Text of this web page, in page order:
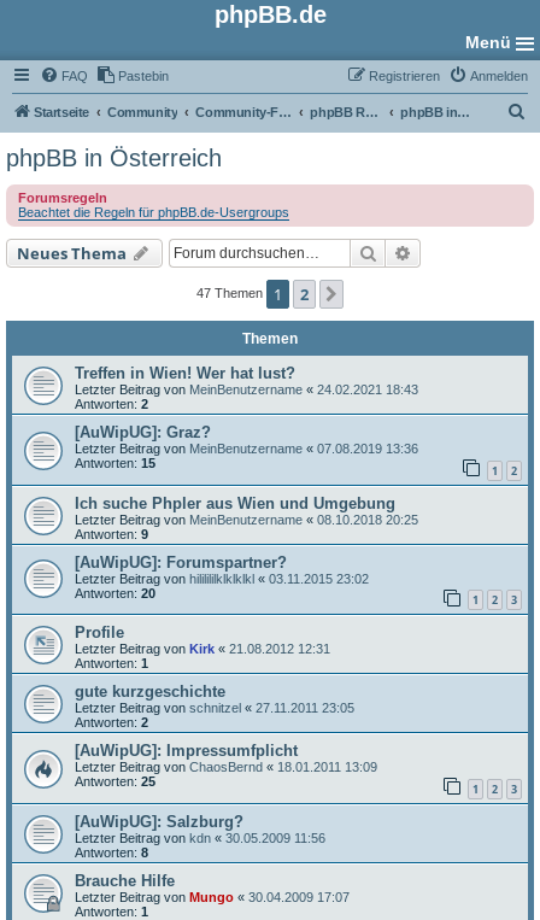
phpBB.de
Menü
FAQ Pastebin Anmelden
Registrieren
Startseite Community Community-Foren phpBB Regional phpBB in Österreich
e
phpBB in Österreich
Forumsregeln
Beachtet die Regeln für phpBB.de-Usergroups
Neues Thema Suche
47 Themen 1 2
Themen
Treffen in Wien! Wer hat lust?
Letzter Beitrag von MeinBenutzername « 24.02.2021 18:43
Antworten: 2
[AuWipUG]: Graz?
Letzter Beitrag von MeinBenutzername « 07.08.2019 13:36
Antworten: 15 1 2
Ich suche Phpler aus Wien und Umgebung
Letzter Beitrag von MeinBenutzername « 08.10.2018 20:25
Antworten: 9
[AuWipUG]: Forumspartner?
Letzter Beitrag von hililililklklklkl « 03.11.2015 23:02
Antworten: 20 1 2 3
Profile
Letzter Beitrag von Kirk « 21.08.2012 12:31
Antworten: 1
gute kurzgeschichte
Letzter Beitrag von schnitzel « 27.11.2011 23:05
Antworten: 2
[AuWipUG]: Impressumfplicht
Letzter Beitrag von ChaosBernd « 18.01.2011 13:09
Antworten: 25 1 2 3
[AuWipUG]: Salzburg?
Letzter Beitrag von kdn « 30.05.2009 11:56
Antworten: 8
Brauche Hilfe
Letzter Beitrag von Mungo « 30.04.2009 17:07
Antworten: 1